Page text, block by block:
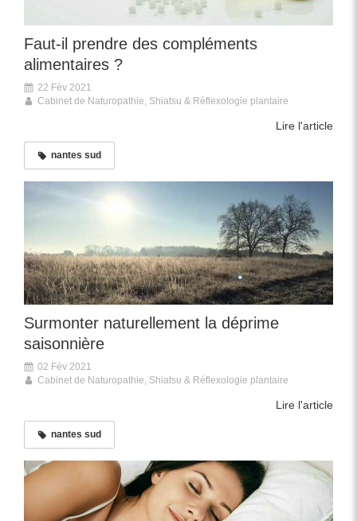
Faut-il prendre des compléments
alimentaires ?
22 Fév 2021
Cabinet de Naturopathie, Shiatsu & Réflexologie plantaire
Lire l'article
nantes sud
Surmonter naturellement la déprime
saisonnière
02 Fév 2021
Cabinet de Naturopathie, Shiatsu & Réflexologie plantaire
Lire l'article
nantes sud